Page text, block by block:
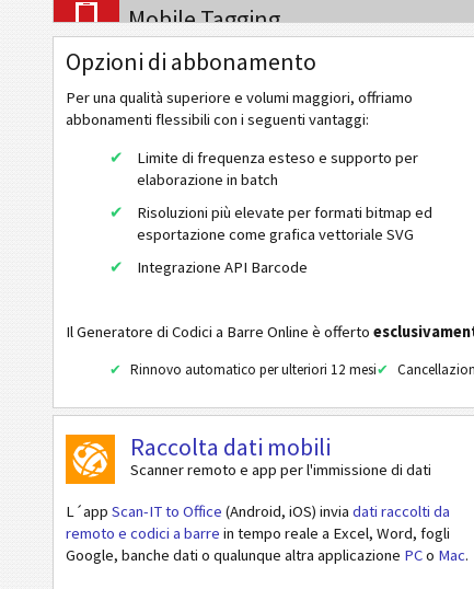
Mobile Tagging
Codici sanitari
ISBN 13
ISBN 13 + 5 cifre
ISMN
ISSN + 2 cifre
Business Cards
Codici Evento
Opzioni di abbonamento
Per una qualità superiore e volumi maggiori, offriamo
abbonamenti flessibili con i seguenti vantaggi:
Limite di frequenza esteso e supporto per
elaborazione in batch
Risoluzioni più elevate per formati bitmap ed
esportazione come grafica vettoriale SVG
Integrazione API Barcode
Il Generatore di Codici a Barre Online è offerto
Rinnovo automatico per ulteriori 12 mesi
Raccolta dati mobili
Scanner remoto e app per l'immissione di dati
L´app Scan-IT to Office (Android, iOS) invia dati raccolti da
remoto e codici a barre in tempo reale a Excel, Word, fogli
Google, banche dati o qualunque altra applicazione PCo Mac.